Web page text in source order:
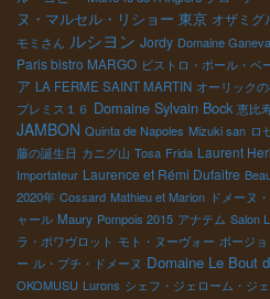
ヌ・マルセル・リショー 東京 オザミグ
モミさん ルシヨン Jordy Domaine
Paris bistro MARGO ビストロ・ポール・ベ
ア LA FERME SAINT MARTIN オーリック
プレミス１６ Domaine Sylvain Bock 恵比
JAMBON Quinta de Napoles Mizuki san ロ
藤の誕生日 カニグ山 Tosa Frida Laurent
Importateur Laurence et Rémi Dufaitre
2020年 Cossard Mathieu et Marion ドメーヌ
ャール Maury Pompois 2015 アナテム Salon
ラ・ポワヴロット モト・ヌーヴォー ボージ
ー ル・プチ・ドメーヌ Domaine Le Bout
OKOMUSU Lurons シェフ・ジェローム・ジ